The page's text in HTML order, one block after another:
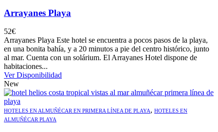
Arrayanes Playa
52€
Arrayanes Playa Este hotel se encuentra a pocos pasos de la playa,
en una bonita bahía, y a 20 minutos a pie del centro histórico, junto
al mar. Cuenta con un solárium. El Arrayanes Hotel dispone de
habitaciones...
Ver Disponibilidad
New
HOTELES EN ALMUÑÉCAR EN PRIMERA LÍNEA DE PLAYA, HOTELES EN
ALMUÑÉCAR PLAYA